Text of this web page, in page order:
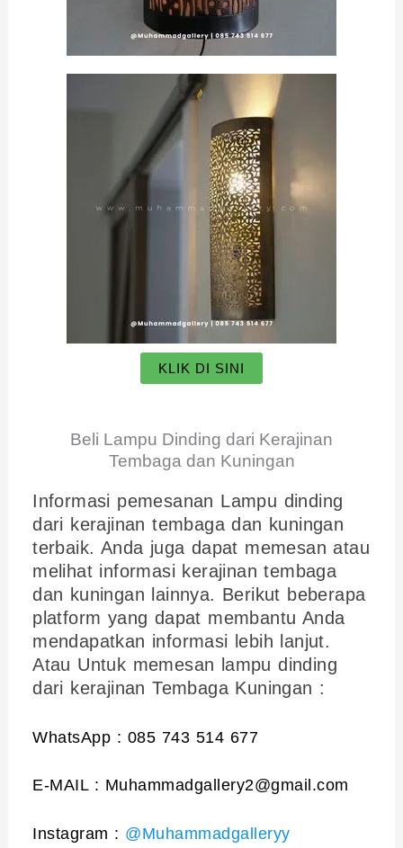
KLIK DI SINI
Beli Lampu Dinding dari Kerajinan
Tembaga dan Kuningan
Informasi pemesanan Lampu dinding
dari kerajinan tembaga dan kuningan
terbaik. Anda juga dapat memesan atau
melihat informasi kerajinan tembaga
dan kuningan lainnya. Berikut beberapa
platform yang dapat membantu Anda
mendapatkan informasi lebih lanjut.
Atau Untuk memesan lampu dinding
dari kerajinan Tembaga Kuningan :
WhatsApp : 085 743 514 677
E-MAIL : Muhammadgallery2@gmail.com
Instagram : @Muhammadgalleryy